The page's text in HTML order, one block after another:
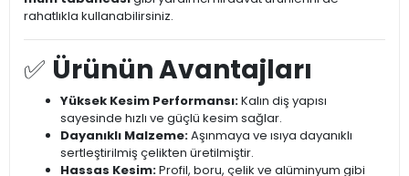
rahatlıkla kullanabilirsiniz.
✅ Ürünün Avantajları
Yüksek Kesim Performansı:Kalın diş yapısı
sayesinde hızlı ve güçlü kesim sağlar.
Dayanıklı Malzeme:Aşınmaya ve ısıya dayanıklı
sertleştirilmiş çelikten üretilmiştir.
Hassas Kesim:Profil, boru, çelik ve alüminyum gibi